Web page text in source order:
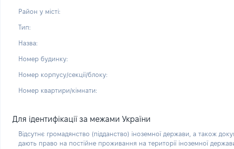
Район у місті:
Тип:
Назва:
Номер будинку:
Номер корпусу/секції/блоку:
Номер квартири/кімнати:
Для ідентифікації за межами України
Відсутнє громадянство (підданство) іноземної держави, а також
дають право на постійне проживання на території іноземної